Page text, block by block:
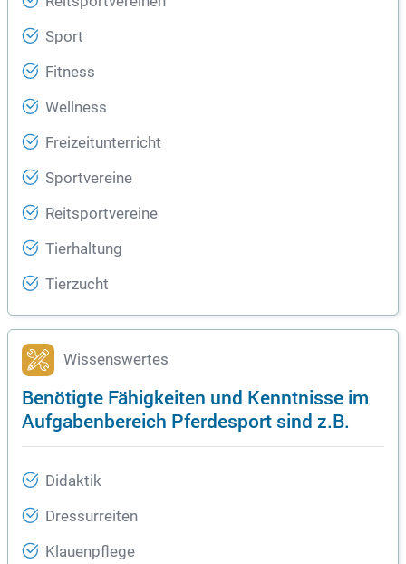
Sport
Fitness
Wellness
Freizeitunterricht
Sportvereine
Reitsportvereine
Tierhaltung
Tierzucht
Wissenswertes
Benötigte Fähigkeiten und Kenntnisse im
Aufgabenbereich Pferdesport sind z.B.
Didaktik
Dressurreiten
Klauenpflege